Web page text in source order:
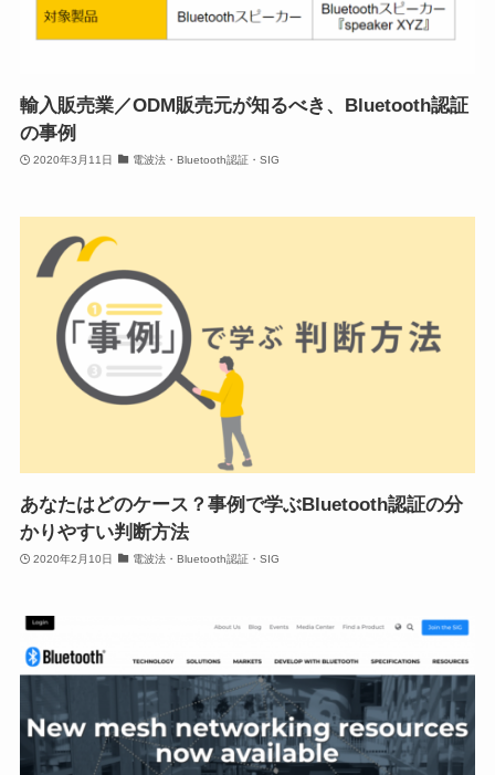
輸入販売業／ODM販売元が知るべき、Bluetooth認証
の事例
2020年3月11日 電波法・Bluetooth認証・SIG
あなたはどのケース？事例で学ぶBluetooth認証の分
かりやすい判断方法
2020年2月10日 電波法・Bluetooth認証・SIG